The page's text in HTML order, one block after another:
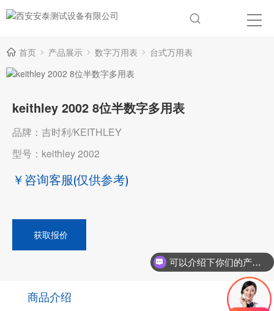
首页 产品展示 数字万用表 台式万用表
keithley 2002 8位半数字多用表
品牌：吉时利/KEITHLEY
型号：keithley 2002
￥咨询客服(仅供参考)
获取报价
商品介绍
可以介绍下你们的产品么？